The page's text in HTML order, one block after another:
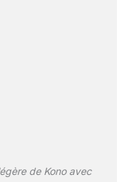
100 l) et un
Ryanair
x 20 x 20 x 20
45 kg, 20 l)
alliez pour un
d'affaires
vacances,
de bagages
de Kono avec